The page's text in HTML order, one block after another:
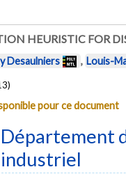
HEURISTIC FOR
Desaulniers , Louis-
pour ce document
Département
industriel